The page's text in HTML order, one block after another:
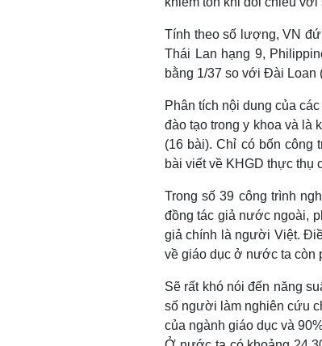
Tính theo số lượng, VN
Thái Lan hạng 9,
bằng 1/37 so với Đài Loan
Phân tích nội dung của
đào tạo trong y khoa và là
(16 bài). Chỉ có bốn công
bài viết về KHGD thực thụ
Trong số 39 công trình
đồng tác giả nước ngoài,
giả chính là người Việt.
về giáo dục ở nước ta còn
Sẽ rất khó nói đến năng
số người làm nghiên cứu
của ngành giáo dục và